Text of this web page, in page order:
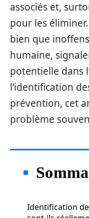
associés et,
pour les
bien que
humaine,
potentielle dans
l’identification
prévention, cet
problème
Identification